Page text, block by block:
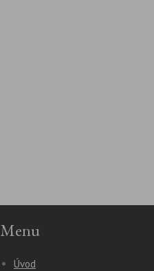
Menu
Úvod